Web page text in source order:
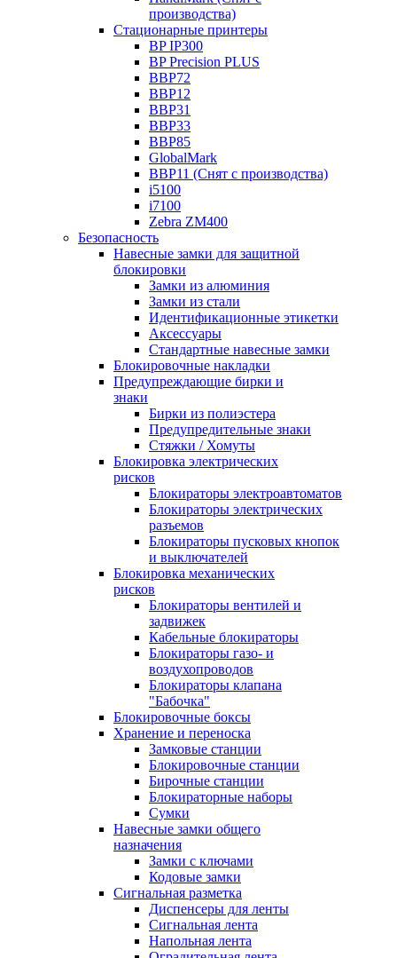
производства)
Стационарные принтеры
BP IP300
BP Precision PLUS
BBP72
BBP12
BBP31
BBP33
BBP85
GlobalMark
BBP11 (Снят с производства)
i5100
i7100
Zebra ZM400
Безопасность
Навесные замки для защитной
блокировки
Замки из алюминия
Замки из стали
Идентификационные этикетки
Аксессуары
Стандартные навесные замки
Блокировочные накладки
Предупреждающие бирки и
знаки
Бирки из полиэстера
Предупредительные знаки
Стяжки / Хомуты
Блокировка электрических
рисков
Блокираторы электроавтоматов
Блокираторы электрических
разъемов
Блокираторы пусковых кнопок
и выключателей
Блокировка механических
рисков
Блокираторы вентилей и
задвижек
Кабельные блокираторы
Блокираторы газо- и
воздухопроводов
Блокираторы клапана
"Бабочка"
Блокировочные боксы
Хранение и переноска
Замковые станции
Блокировочные станции
Бирочные станции
Блокираторные наборы
Сумки
Навесные замки общего
назначения
Замки с ключами
Кодовые замки
Сигнальная разметка
Диспенсеры для ленты
Сигнальная лента
Напольная лента